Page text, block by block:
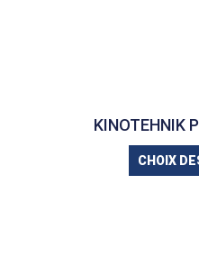
KINOTEHNIK
CHOIX